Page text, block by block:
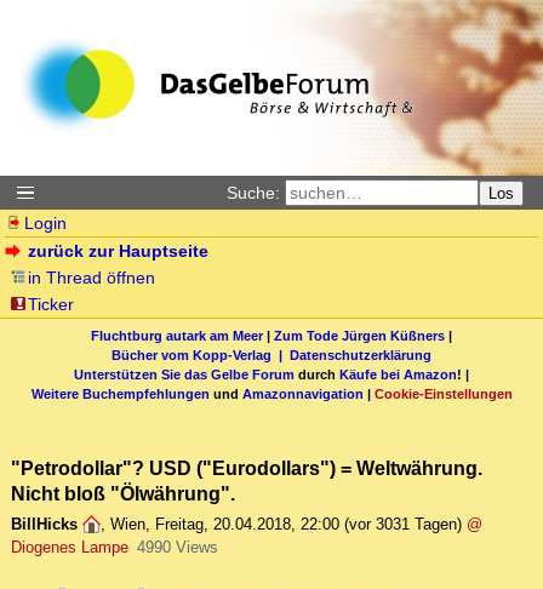
Suche: Los
Login
zurück zur Hauptseite
in Thread öffnen
Ticker
Fluchtburg autark am Meer| Zum Tode Jürgen Küßners |
Bücher vom Kopp-Verlag | Datenschutzerklärung
Unterstützen Sie das Gelbe Forum durch Käufe bei Amazon! |
Weitere Buchempfehlungen und Amazonnavigation | Cookie-Einstellungen
"Petrodollar"? USD ("Eurodollars") = Weltwährung.
Nicht bloß "Ölwährung".
BillHicks , Wien, Freitag, 20.04.2018, 22:00 (vor 3031 Tagen) @
Diogenes Lampe 4990 Views